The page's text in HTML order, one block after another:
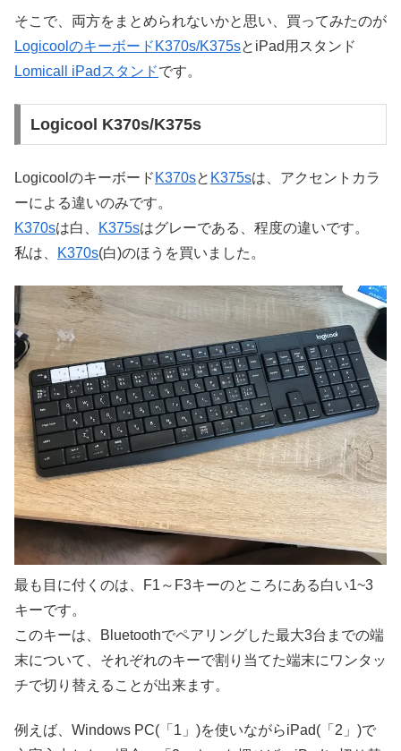
そこで、両方をまとめられないかと思い、買ってみたのが
LogicoolのキーボードK370s/K375sとiPad用スタンド
Lomicall iPadスタンドです。
Logicool K370s/K375s
Logicoolのキーボード K370sと K375sは、アクセントカラ
ーによる違いのみです。
K370sは白、 K375sはグレーである、程度の違いです。
私は、
K370s(白)のほうを買いました。
最も目に付くのは、F1～F3キーのところにある白い1~3
キーです。
このキーは、Bluetoothでペアリングした最大3台までの端
末について、それぞれのキーで割り当てた端末にワンタッ
チで切り替えることが出来ます。
例えば、Windows PC(「1」)を使いながらiPad(「2」)で